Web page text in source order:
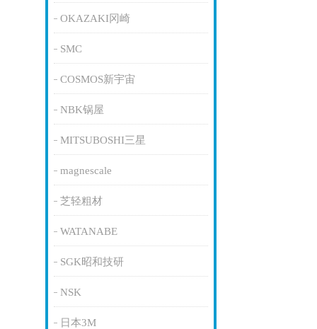
OKAZAKI冈崎
SMC
COSMOS新宇宙
NBK锅屋
MITSUBOSHI三星
magnescale
芝轻粗材
WATANABE
SGK昭和技研
NSK
日本3M